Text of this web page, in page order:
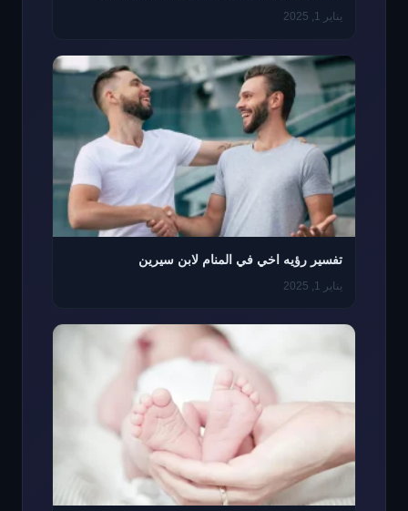
يناير 1, 2025
تفسير رؤيه اخي في المنام لابن سيرين
يناير 1, 2025